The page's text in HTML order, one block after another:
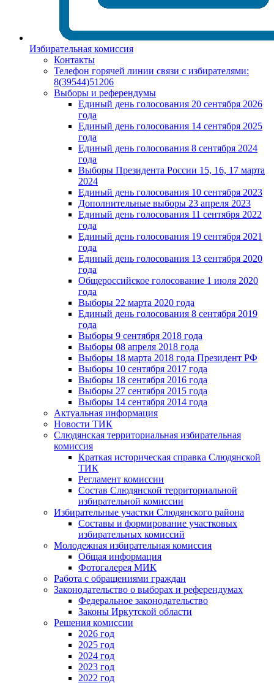
Избирательная комиссия
Контакты
Телефон горячей линии связи с избирателями:
8(39544)51206
Выборы и референдумы
Единый день голосования 20 сентября 2026
года
Единый день голосования 14 сентября 2025
года
Единый день голосования 8 сентября 2024
года
Выборы Президента России 15, 16, 17 марта
2024
Единый день голосования 10 сентября 2023
Дополнительные выборы 23 апреля 2023
Единый день голосования 11 сентября 2022
года
Единый день голосования 19 сентября 2021
года
Единый день голосования 13 сентября 2020
года
Общероссийское голосование 1 июля 2020
года
Выборы 22 марта 2020 года
Единый день голосования 8 сентября 2019
года
Выборы 9 сентября 2018 года
Выборы 08 апреля 2018 года
Выборы 18 марта 2018 года Президент РФ
Выборы 10 сентября 2017 года
Выборы 18 сентября 2016 года
Выборы 27 сентября 2015 года
Выборы 14 сентября 2014 года
Актуальная информация
Новости ТИК
Слюдянская территориальная избирательная
комиссия
Краткая историческая справка Слюдянской
ТИК
Регламент комиссии
Состав Слюдянской территориальной
избирательной комиссии
Избирательные участки Слюдянского района
Составы и формирование участковых
избирательных комиссий
Молодежная избирательная комиссия
Общая информация
Фотогалерея МИК
Работа с обращениями граждан
Законодательство о выборах и референдумах
Федеральное законодательство
Законы Иркутской области
Решения комиссии
2026 год
2025 год
2024 год
2023 год
2022 год